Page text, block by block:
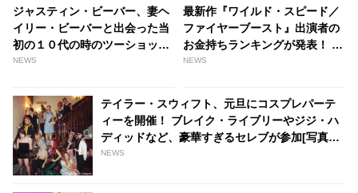
ジャスティン・ビーバー、妻ヘ
イリー・ビーバーと出会った当
初の１０代の時のツーショット
を公開！ かわいすぎる写真にフ
tvgroove
NEWS
最新作『ワイルド・スピード／
ファイヤーブースト』出演者の
お金持ちランキングが発表！ ド
ム役ヴィン・ディーゼルに大差
は・・？［※ネタバレあり］ -
tvgroove
NEWS
テイラー・スウィフト、元旦にコスプレパーテ
ィーを開催！ ブレイク・ライブリーやジジ・ハ
ディッドなど、豪華すぎるセレブが参加[写真あ
り] | tvgroove
NEWS